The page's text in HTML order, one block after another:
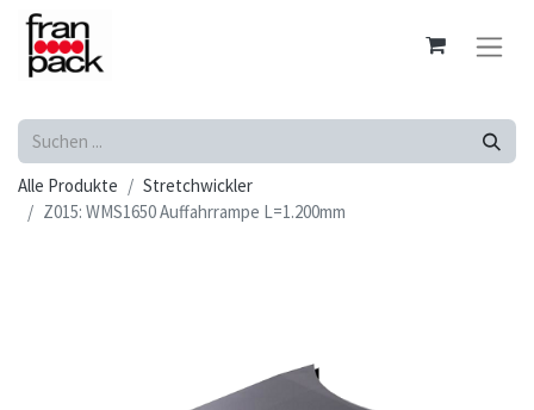
Alle Produkte
Stretchwickler
Z015: WMS1650 Auffahrrampe L=1.200mm